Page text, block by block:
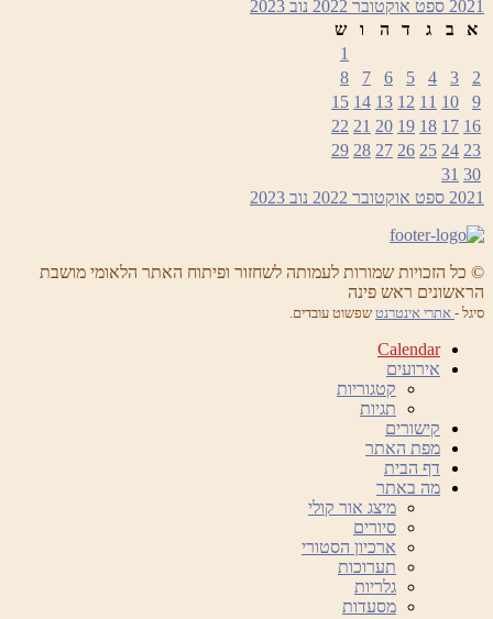
2021 ספט אוקטובר 2022 נוב 2023
א
ב ג ד ה ו
ש
1
2
3
4
5
6
7
8
9
10
11
12
13
14
15
16
17
18
19
20
21
22
23
24
25
26
27
28
29
30
31
2021 ספט אוקטובר 2022 נוב 2023
© כל הזכויות שמורות לעמותה לשחזור ופיתוח האתר הלאומי מושבת
הראשונים ראש פינה
סיגל - אתרי אינטרנט שפשוט עובדים.
Calendar
אירועים
קטגוריות
תגיות
קישורים
מפת האתר
דף הבית
מה באתר
מיצג אור קולי
סיורים
ארכיון הסטורי
תערוכות
גלריות
מסעדות